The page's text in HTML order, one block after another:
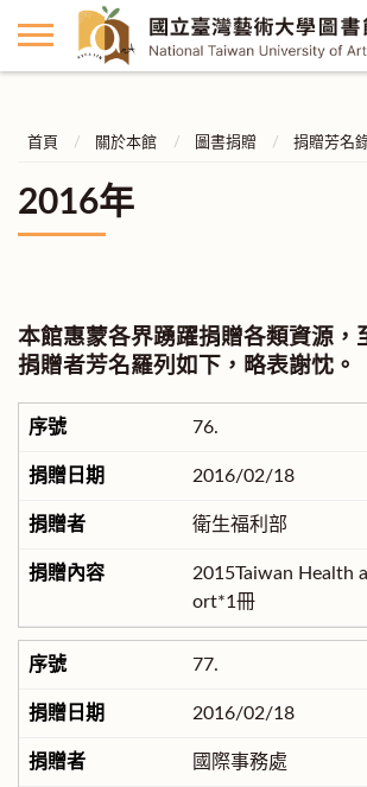
首頁 關於本館 圖書捐贈 捐贈芳名
2016年
本館惠蒙各界踴躍捐贈各類資源，
捐贈者芳名羅列如下，略表謝忱。
76.
2016/02/18
衛生福利部
2015Taiwan Health
ort*1冊
77.
2016/02/18
國際事務處